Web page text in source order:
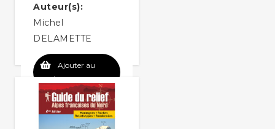
Auteur(s):
Michel
DELAMETTE
Ajouter au
panier